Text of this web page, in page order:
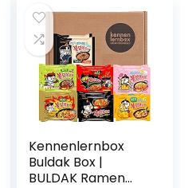
Kennenlernbox
Buldak Box |
BULDAK Ramen